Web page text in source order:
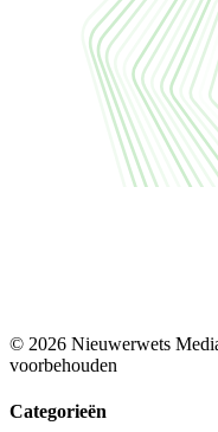
© 2026 Nieuwerwets
voorbehouden
Categorieën